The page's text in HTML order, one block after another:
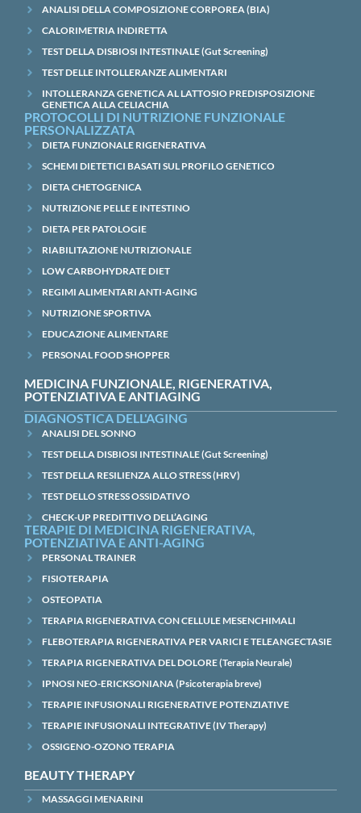
ANALISI DELLA COMPOSIZIONE CORPOREA (BIA)
CALORIMETRIA INDIRETTA
TEST DELLA DISBIOSI INTESTINALE (Gut Screening)
TEST DELLE INTOLLERANZE ALIMENTARI
INTOLLERANZA GENETICA AL LATTOSIO PREDISPOSIZIONE
GENETICA ALLA CELIACHIA
PROTOCOLLI DI NUTRIZIONE FUNZIONALE
PERSONALIZZATA
DIETA FUNZIONALE RIGENERATIVA
SCHEMI DIETETICI BASATI SUL PROFILO GENETICO
DIETA CHETOGENICA
NUTRIZIONE PELLE E INTESTINO
DIETA PER PATOLOGIE
RIABILITAZIONE NUTRIZIONALE
LOW CARBOHYDRATE DIET
REGIMI ALIMENTARI ANTI-AGING
NUTRIZIONE SPORTIVA
EDUCAZIONE ALIMENTARE
PERSONAL FOOD SHOPPER
MEDICINA FUNZIONALE, RIGENERATIVA,
POTENZIATIVA E ANTIAGING
DIAGNOSTICA DELL'AGING
ANALISI DEL SONNO
TEST DELLA DISBIOSI INTESTINALE (Gut Screening)
TEST DELLA RESILIENZA ALLO STRESS (HRV)
TEST DELLO STRESS OSSIDATIVO
CHECK-UP PREDITTIVO DELL’AGING
TERAPIE DI MEDICINA RIGENERATIVA,
POTENZIATIVA E ANTI-AGING
PERSONAL TRAINER
FISIOTERAPIA
OSTEOPATIA
TERAPIA RIGENERATIVA CON CELLULE MESENCHIMALI
FLEBOTERAPIA RIGENERATIVA PER VARICI E TELEANGECTASIE
TERAPIA RIGENERATIVA DEL DOLORE (Terapia Neurale)
IPNOSI NEO-ERICKSONIANA (Psicoterapia breve)
TERAPIE INFUSIONALI RIGENERATIVE POTENZIATIVE
TERAPIE INFUSIONALI INTEGRATIVE (IV Therapy)
OSSIGENO-OZONO TERAPIA
BEAUTY THERAPY
MASSAGGI MENARINI